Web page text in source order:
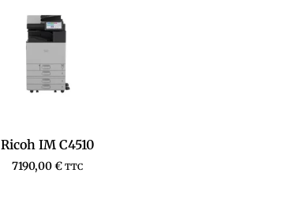
Ricoh IM C4510
7190,00€ TTC